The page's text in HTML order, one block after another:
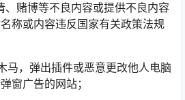
、赌博等不良内容或提供不良内容
称或内容违反国家有关政策法规
马，弹出插件或恶意更改他人电脑
窗广告的网站；